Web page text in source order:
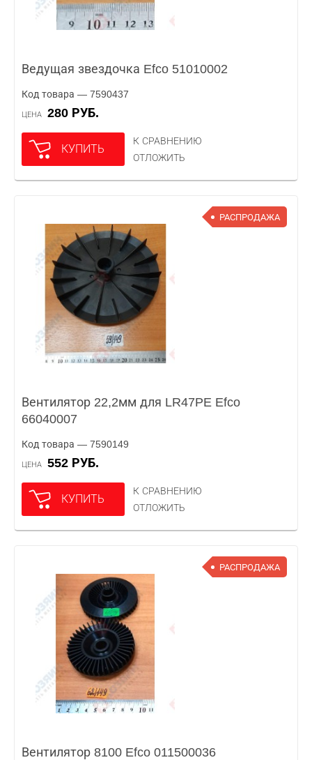
Ведущая звездочка Efco 51010002
Код товара — 7590437
ЦЕНА 280 РУБ.
КУПИТЬ
К СРАВНЕНИЮ
ОТЛОЖИТЬ
РАСПРОДАЖА
Вентилятор 22,2мм для LR47PE Efco
66040007
Код товара — 7590149
ЦЕНА 552 РУБ.
КУПИТЬ
К СРАВНЕНИЮ
ОТЛОЖИТЬ
РАСПРОДАЖА
Вентилятор 8100 Efco 011500036